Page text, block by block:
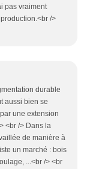
pas vraiment
/>
durable
aussi bien se
une extension
<br /> Dans la
de manière à
un marché : bois
...<br /> <br